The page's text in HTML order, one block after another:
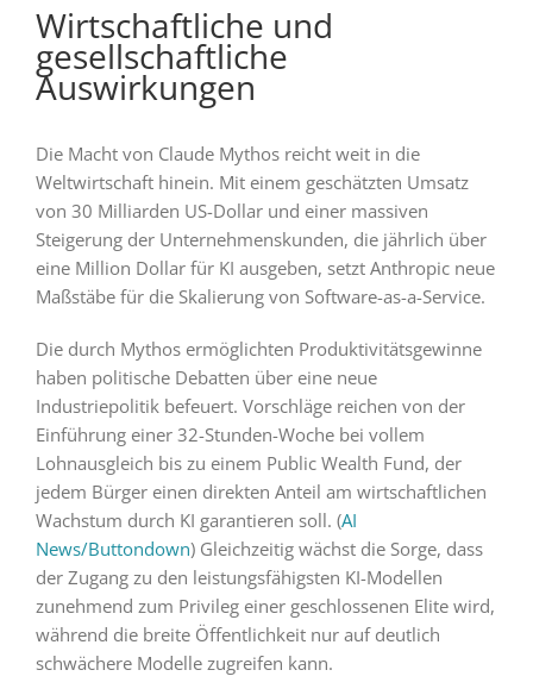
Wirtschaftliche und
gesellschaftliche
Auswirkungen
Die Macht von Claude Mythos reicht weit in die
Weltwirtschaft hinein. Mit einem geschätzten Umsatz
von 30 Milliarden US-Dollar und einer massiven
Steigerung der Unternehmenskunden, die jährlich über
eine Million Dollar für KI ausgeben, setzt Anthropic neue
Maßstäbe für die Skalierung von Software-as-a-Service.
Die durch Mythos ermöglichten Produktivitätsgewinne
haben politische Debatten über eine neue
Industriepolitik befeuert. Vorschläge reichen von der
Einführung einer 32-Stunden-Woche bei vollem
Lohnausgleich bis zu einem Public Wealth Fund, der
jedem Bürger einen direkten Anteil am wirtschaftlichen
Wachstum durch KI garantieren soll. (AI
News/Buttondown) Gleichzeitig wächst die Sorge, dass
der Zugang zu den leistungsfähigsten KI-Modellen
zunehmend zum Privileg einer geschlossenen Elite wird,
während die breite Öffentlichkeit nur auf deutlich
schwächere Modelle zugreifen kann.